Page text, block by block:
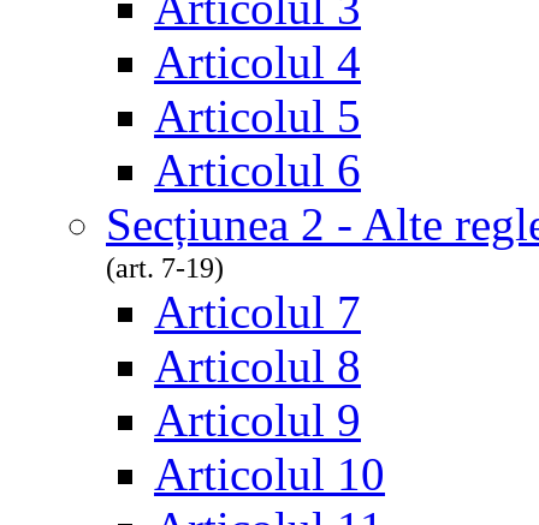
Articolul 4
Articolul 5
Articolul 6
Secțiunea 2 - Alte
(art. 7-19)
Articolul 7
Articolul 8
Articolul 9
Articolul 10